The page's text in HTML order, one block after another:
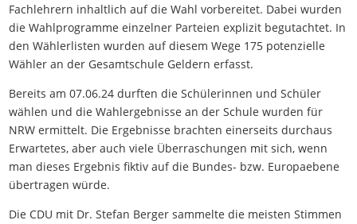
Fachlehrern inhaltlich auf die Wahl vorbereitet. Dabei wurden
die Wahlprogramme einzelner Parteien explizit begutachtet. In
den Wählerlisten wurden auf diesem Wege 175 potenzielle
Wähler an der Gesamtschule Geldern erfasst.
Bereits am 07.06.24 durften die Schülerinnen und Schüler
wählen und die Wahlergebnisse an der Schule wurden für
NRW ermittelt. Die Ergebnisse brachten einerseits durchaus
Erwartetes, aber auch viele Überraschungen mit sich, wenn
man dieses Ergebnis fiktiv auf die Bundes- bzw. Europaebene
übertragen würde.
Die CDU mit Dr. Stefan Berger sammelte die meisten Stimmen